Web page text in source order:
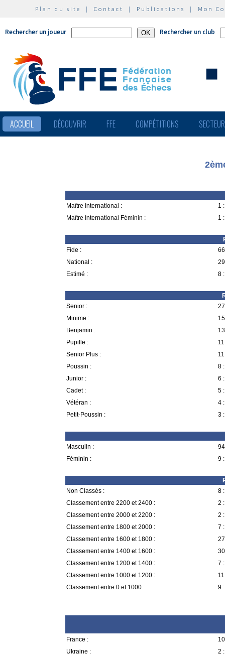
Plan du site | Contact | Publications | Mon
Rechercher un joueur Rechercher un club
ACCUEIL DÉCOUVRIR FFE COMPÉTITIONS
Maître International :
1 :
Maître International Féminin :
1 :
Fide :
National :
Estimé :
8 :
Senior :
Minime :
Benjamin :
Pupille :
Senior Plus :
Poussin :
8 :
Junior :
6 :
Cadet :
5 :
Vétéran :
4 :
Petit-Poussin :
3 :
Masculin :
Féminin :
9 :
Non Classés :
8 :
Classement entre 2200 et 2400 :
2 :
Classement entre 2000 et 2200 :
2 :
Classement entre 1800 et 2000 :
7 :
Classement entre 1600 et 1800 :
Classement entre 1400 et 1600 :
Classement entre 1200 et 1400 :
7 :
Classement entre 1000 et 1200 :
Classement entre 0 et 1000 :
9 :
France :
Ukraine :
2 :